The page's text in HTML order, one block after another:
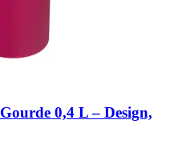
Gourde 0,4 L – Design,